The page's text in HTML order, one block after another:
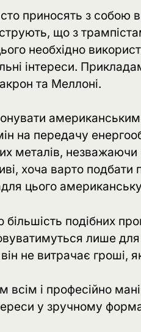
приносять з собою
що з
необхідно
інтереси.
та Меллоні.
на передачу
металів,
хоча варто подбати
цього
більшість подібних
лише
не витрачає гроші,
всім і професійно
у зручному